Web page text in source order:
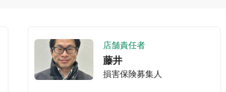
店舗責任者
藤井
損害保険募集人